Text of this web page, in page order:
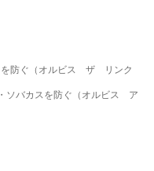
を防ぐ（オルビス ザ リンク
ソバカスを防ぐ（オルビス ア